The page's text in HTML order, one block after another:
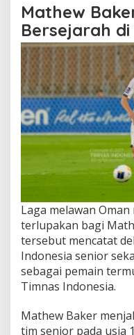
Mathew
Bersejarah
Laga melawan
terlupakan bagi
tersebut mencatat
Indonesia senior
sebagai pemain
Timnas Indonesia.
Mathew Baker
tim senior pada usia